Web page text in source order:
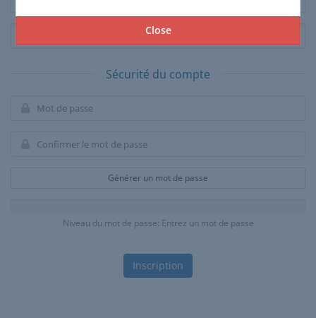
Close
Sécurité du compte
Générer un mot de passe
Niveau du mot de passe: Entrez un mot de passe